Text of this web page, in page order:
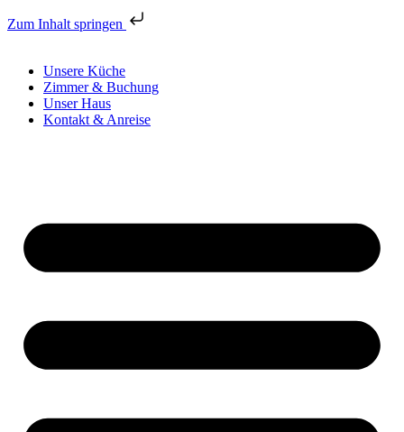
Zum Inhalt springen
Unsere Küche
Zimmer & Buchung
Unser Haus
Kontakt & Anreise